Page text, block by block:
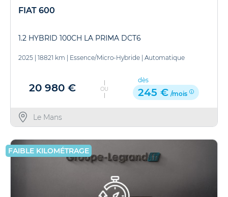
FIAT 600
1.2 HYBRID 100CH LA PRIMA DCT6
2025 | 18821 km | Essence/Micro-Hybride | Automatique
20 980 € OU
dès
245 € /mois
Le Mans
FAIBLE KILOMÉTRAGE